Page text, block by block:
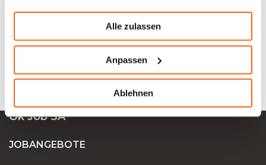
Alle zulassen
Anpassen
Ablehnen
SPRACHE
Ok Job SA
JOBANGEBOTE